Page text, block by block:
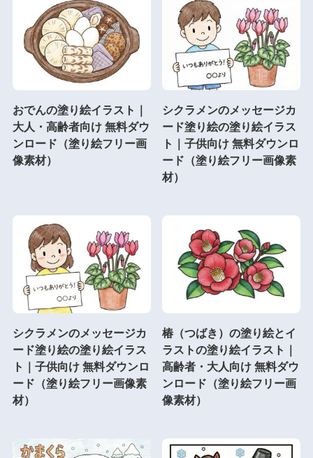
おでんの塗り絵イラスト｜
大人・高齢者向け 無料ダウ
ンロード（塗り絵フリー画
像素材）
シクラメンのメッセージカ
ード塗り絵の塗り絵イラス
ト｜子供向け 無料ダウンロ
ード（塗り絵フリー画像素
材）
シクラメンのメッセージカ
ード塗り絵の塗り絵イラス
ト｜子供向け 無料ダウンロ
ード（塗り絵フリー画像素
材）
椿（つばき）の塗り絵とイ
ラストの塗り絵イラスト｜
高齢者・大人向け 無料ダウ
ンロード（塗り絵フリー画
像素材）